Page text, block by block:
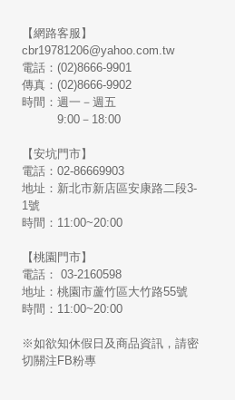
【網路客服】
cbr19781206@yahoo.com.tw
電話：(02)8666-9901
傳真：(02)8666-9902
時間：週一－週五
9:00－18:00
【安坑門市】
電話：02-86669903
地址：新北市新店區安康路二段3-
1號
時間：11:00~20:00
【桃園門市】
電話： 03-2160598
地址：桃園市蘆竹區大竹路55號
時間：11:00~20:00
※如欲知休假日及商品資訊，請密
切關注FB粉專